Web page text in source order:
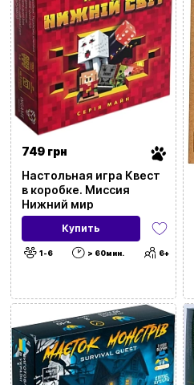
749 грн
Настольная игра Квест
в коробке. Миссия
Нижний мир
Купить
1-6 > 60мин. 6+